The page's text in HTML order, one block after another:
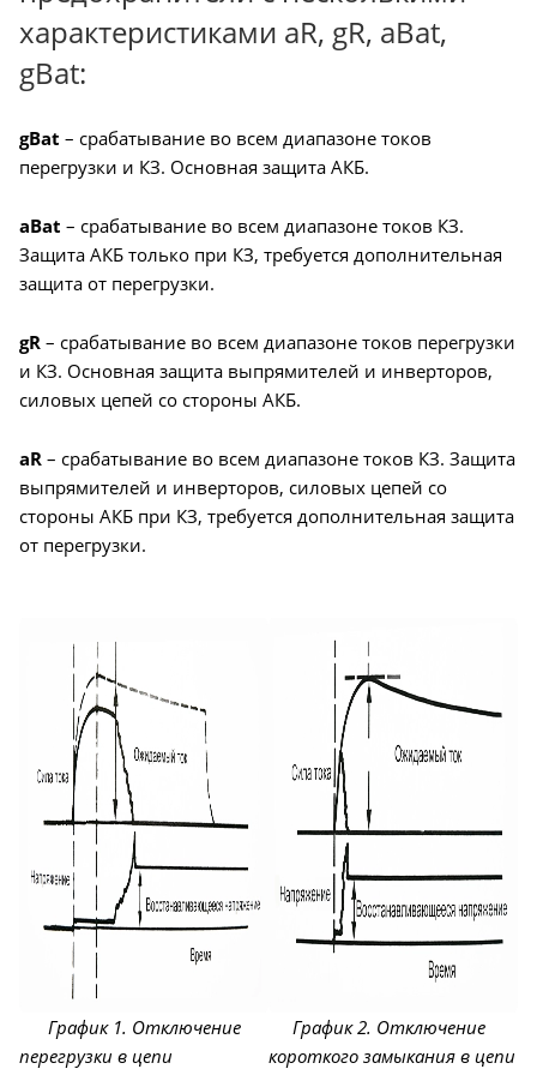
характеристиками aR, gR, aBat,
gBat:
gBat – срабатывание во всем диапазоне токов
перегрузки и КЗ. Основная защита АКБ.
aBat – срабатывание во всем диапазоне токов КЗ.
Защита АКБ только при КЗ, требуется дополнительная
защита от перегрузки.
gR – срабатывание во всем диапазоне токов перегрузки
и КЗ. Основная защита выпрямителей и инверторов,
силовых цепей со стороны АКБ.
aR – срабатывание во всем диапазоне токов КЗ. Защита
выпрямителей и инверторов, силовых цепей со
стороны АКБ при КЗ, требуется дополнительная защита
от перегрузки.
График 1. Отключение
перегрузки в цепи
График 2. Отключение
короткого замыкания в цепи